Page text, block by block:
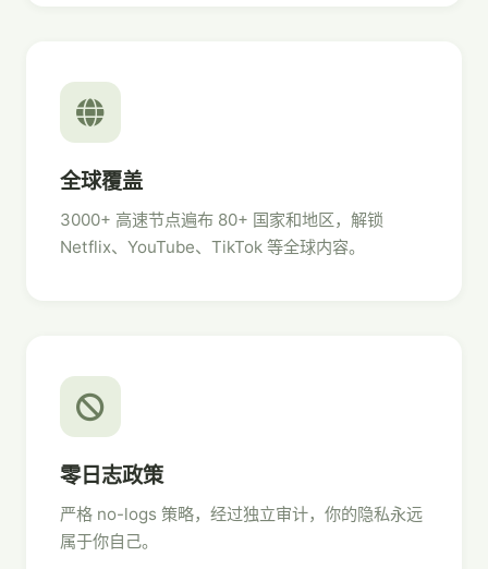
全球覆盖
3000+ 高速节点遍布 80+ 国家和地区，解锁
Netflix、YouTube、TikTok 等全球内容。
零日志政策
严格 no-logs 策略，经过独立审计，你的隐私永远
属于你自己。